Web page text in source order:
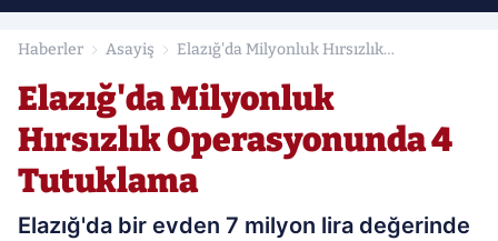
Haberler Asayiş
Elazığ'da Milyonluk Hırsızlık
Elazığ'da Milyonluk
Hırsızlık Operasyonunda 4
Tutuklama
Elazığ'da bir evden 7 milyon lira değerinde